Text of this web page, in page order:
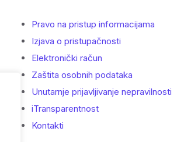
Pravo na pristup informacijama
Izjava o pristupačnosti
Elektronički račun
Zaštita osobnih podataka
Unutarnje prijavljivanje nepravilnosti
iTransparentnost
Kontakti